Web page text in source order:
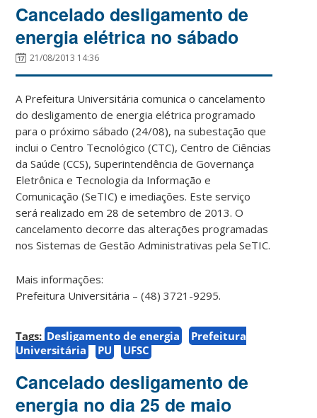
Cancelado desligamento de
energia elétrica no sábado
21/08/2013 14:36
A Prefeitura Universitária comunica o cancelamento
do desligamento de energia elétrica programado
para o próximo sábado (24/08), na subestação que
inclui o Centro Tecnológico (CTC), Centro de Ciências
da Saúde (CCS), Superintendência de Governança
Eletrônica e Tecnologia da Informação e
Comunicação (SeTIC) e imediações. Este serviço
será realizado em 28 de setembro de 2013. O
cancelamento decorre das alterações programadas
nos Sistemas de Gestão Administrativas pela SeTIC.
Mais informações:
Prefeitura Universitária – (48) 3721-9295.
Tags: Desligamento de energia
Prefeitura
Universitária
PU UFSC
Cancelado desligamento de
energia no dia 25 de maio